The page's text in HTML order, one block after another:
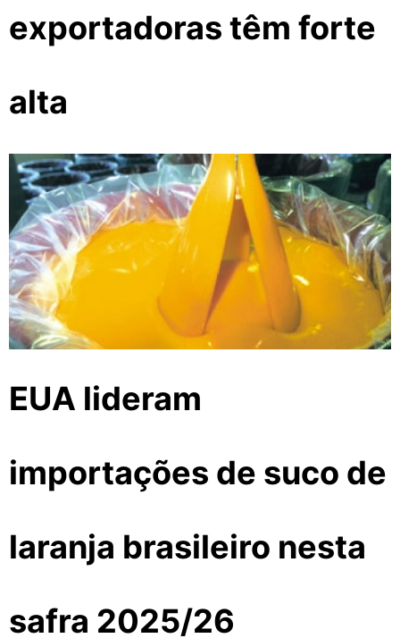
exportadoras têm forte
alta
EUA lideram
importações de suco de
laranja brasileiro nesta
safra 2025/26